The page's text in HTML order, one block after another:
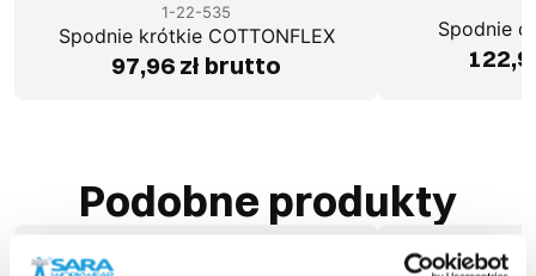
1-22-535
Spodnie krótkie COTTONFLEX
97,96 zł brutto
Spodnie
Podobne produkty